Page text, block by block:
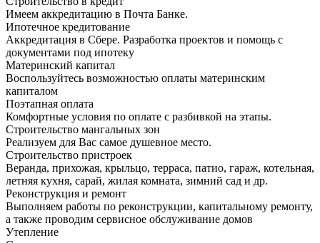
Имеем аккредитацию в Почта Банке.
Ипотечное кредитование
Аккредитация в Сбере. Разработка проектов и помощь с
документами под ипотеку
Материнский капитал
Воспользуйтесь возможностью оплаты материнским
капиталом
Поэтапная оплата
Комфортные условия по оплате с разбивкой на этапы.
Строительство мангальных зон
Реализуем для Вас самое душевное место.
Строительство пристроек
Веранда, прихожая, крыльцо, терраса, патио, гараж, котельная,
летняя кухня, сарай, жилая комната, зимний сад и др.
Реконструкция и ремонт
Выполняем работы по реконструкции, капитальному ремонту,
а также проводим сервисное обслуживание домов
Утепление